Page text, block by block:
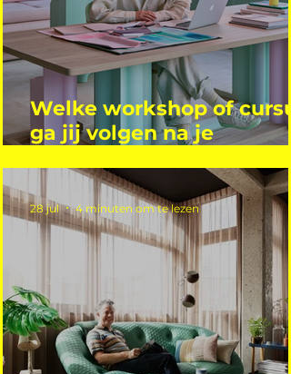
Welke workshop of
ga jij volgen na je
28 jul 4 minuten om te lezen